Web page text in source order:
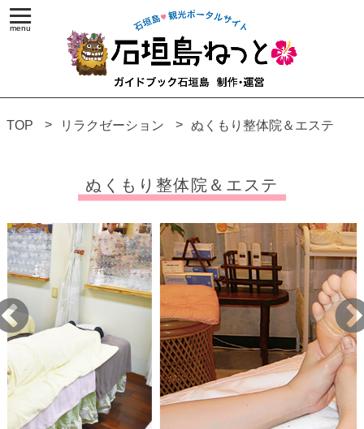
TOP リラクゼーション ぬくもり整体院＆エステ
ぬくもり整体院＆エステ